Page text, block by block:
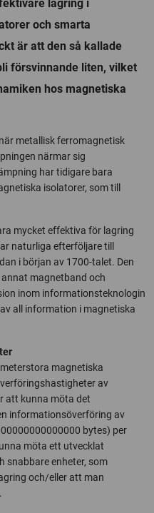
lagring i
och smarta
är att den så kallade
försvinnande liten, vilket
hos magnetiska
metallisk ferromagnetisk
närmar sig
har tidigare bara
isolatorer, som till
mycket effektiva för lagring
naturliga efterföljare till
i början av 1700-talet. Den
magnetband och
inom informationsteknologin
all information i magnetiska
magnetiska
av
att kunna möta det
informationsöverföring av
bytes) per
möta ett utvecklat
snabbare enheter, som
och/eller att man